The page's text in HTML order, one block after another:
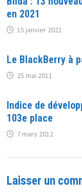
en 2021
15 janvier 2021
Le BlackBerry à
25 mai 2011
Indice de
103e place
7 mars 2012
Laisser un